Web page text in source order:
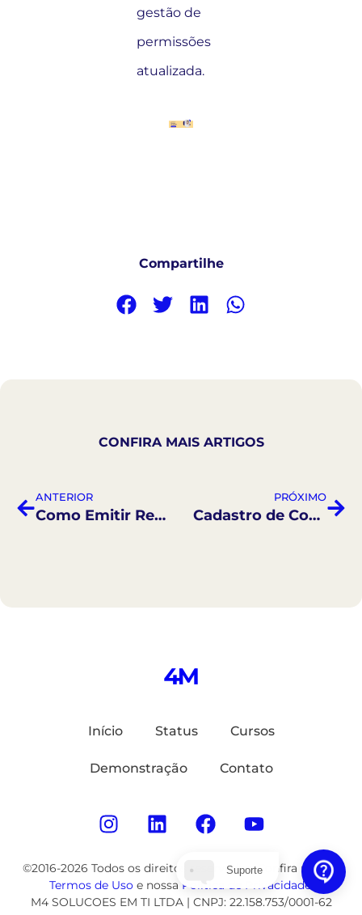
gestão de
permissões
atualizada.
Compartilhe
CONFIRA MAIS ARTIGOS
ANTERIOR
Como Emitir Receitas e Criar Protocolos
PRÓXIMO
Cadastro de Contatos
Início Status Cursos
Demonstração Contato
©2016-2026 Todos os direitos reservados. Confira nossos
Termos de Usoe nossa Política de Privacidade
M4 SOLUCOES EM TI LTDA | CNPJ: 22.158.753/0001-62
Suporte